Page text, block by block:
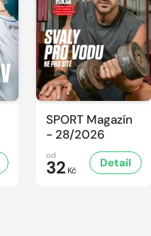
SPORT Magazín
- 28/2026
od
32 Kč
Detail